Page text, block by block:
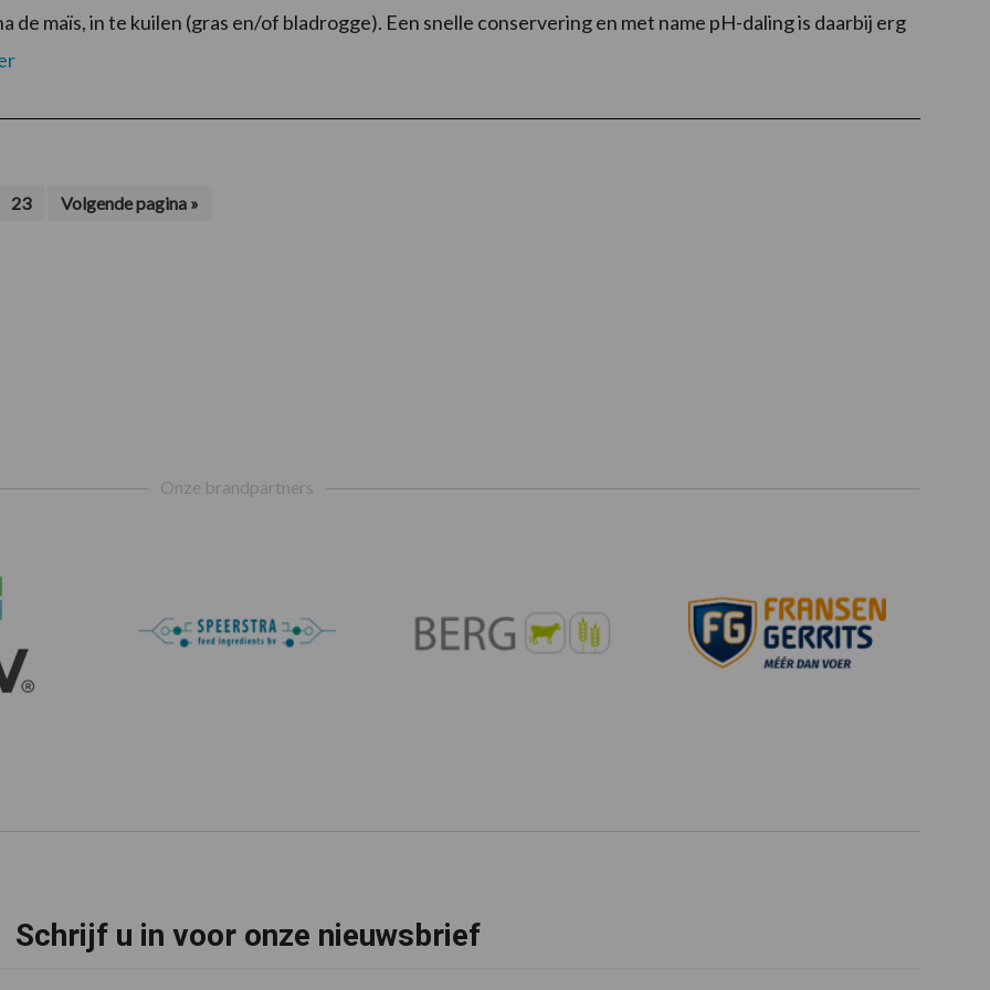
de maïs, in te kuilen (gras en/of bladrogge). Een snelle conservering en met name pH-daling is daarbij erg
Pagina
23
Ga
naar
Volgende pagina »
Onze brandpartners
Schrijf u in voor onze nieuwsbrief